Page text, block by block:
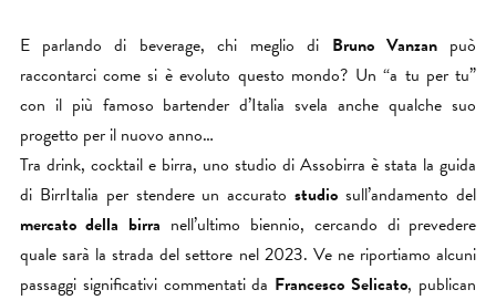
E parlando di beverage, chi meglio di Bruno Vanzan può
raccontarci come si è evoluto questo mondo? Un “a tu per tu”
con il più famoso bartender d’Italia svela anche qualche suo
progetto per il nuovo anno…
Tra drink, cocktail e birra, uno studio di Assobirra è stata la guida
di BirrItalia per stendere un accuratostudio sull’andamento del
mercato della birra nell’ultimo biennio, cercando di prevedere
quale sarà la strada del settore nel 2023. Ve ne riportiamo alcuni
passaggi significativi commentati da Francesco Selicato, publican